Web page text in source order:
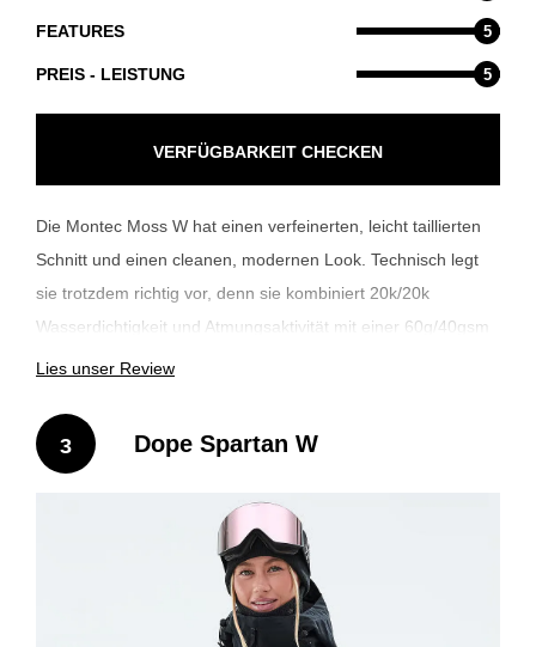
FEATURES 5
PREIS - LEISTUNG 5
VERFÜGBARKEIT CHECKEN
Die Montec Moss W hat einen verfeinerten, leicht taillierten
Schnitt und einen cleanen, modernen Look. Technisch legt
sie trotzdem richtig vor, denn sie kombiniert 20k/20k
Wasserdichtigkeit und Atmungsaktivität mit einer 60g/40gsm
Comfortemp® Isolierung für Wärme und Schutz bei allen
Sturmkapuze verleihen der Moss ein stylisches Finish,
während der Schneefang perfekt für tiefere Tage ist.
Beschichtung halten Feuchtigkeit zuverlässig ab. Leicht, agil
und voller Style. Die Moss ist ideal für Resort-Riderinnen und
All-Mountain-Abenteurerinnen.
Lies unser Review
3 Dope Spartan W